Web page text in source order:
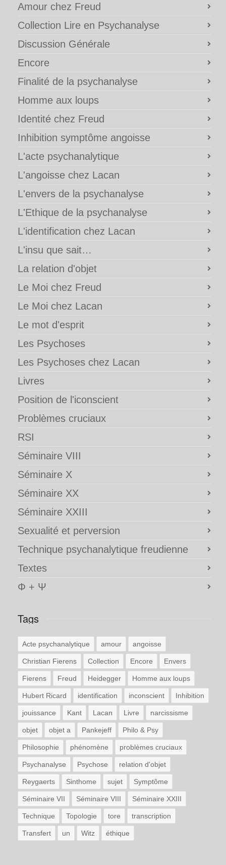
Amour chez Freud
Collection Lire en Psychanalyse
Discussion Générale
Encore
Finalité de la psychanalyse
Homme aux loups
Identité chez Freud
Inhibition symptôme angoisse
L'acte psychanalytique
L'angoisse chez Lacan
L'envers de la psychanalyse
L'Ethique de la psychanalyse
L'identification chez Lacan
L'insu que sait…
La relation d'objet
Le Moi chez Freud
Le Moi chez Lacan
Le mot d'esprit
Les Psychoses
Les Psychoses chez Lacan
Livres
Position de l'iconscient
Problèmes cruciaux
RSI
Séminaire VIII
Séminaire X
Séminaire XX
Séminaire XXIII
Sexualité et perversion
Technique psychanalytique freudienne
Textes
Φ + Ψ
Tags
Acte psychanalytique amour angoisse
Christian Fierens Collection Encore Envers
Fierens Freud Heidegger Homme aux loups
Hubert Ricard identification inconscient Inhibition
jouissance Kant Lacan Livre narcissisme
objet objet a Pankejeff Philo & Psy
Philosophie phénomène problèmes cruciaux
Psychanalyse Psychose relation d'objet
Reygaerts Sinthome sujet Symptôme
Séminaire VII Séminaire VIII Séminaire XXIII
Technique Topologie tore transcription
Transfert un Witz éthique